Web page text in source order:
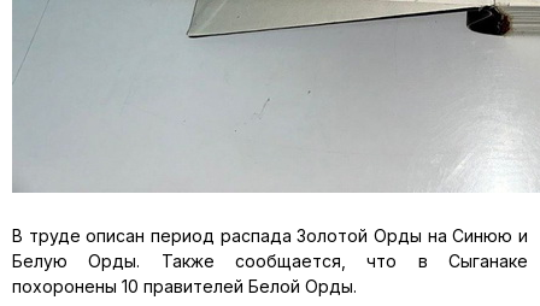
В труде описан период распада Золотой Орды на Синюю и
Белую Орды. Также сообщается, что в Сыганаке
похоронены 10 правителей Белой Орды.